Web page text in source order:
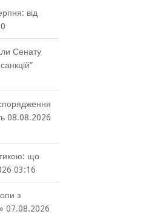
від
Сенату
08.08.2026
що
03:16
з
07.08.2026